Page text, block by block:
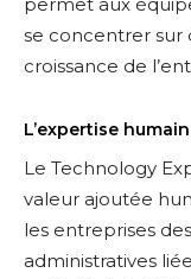
se concentrer sur
croissance de
L’expertise
Le Technology
valeur ajoutée
les entreprises
administratives